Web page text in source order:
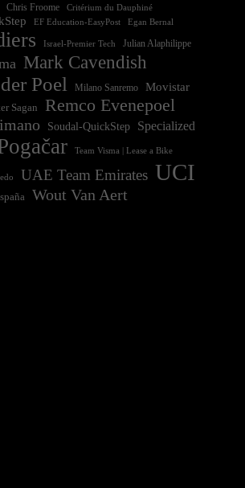
Chris Froome Critérium du Dauphiné
EF Education-EasyPost Egan Bernal
Israel-Premier Tech Julian Alaphilippe
Mark Cavendish
Poel Milano Sanremo
Movistar
Sagan Remco Evenepoel
Soudal-QuickStep Specialized
Team Visma | Lease a Bike
UAE Team Emirates UCI
Wout Van Aert